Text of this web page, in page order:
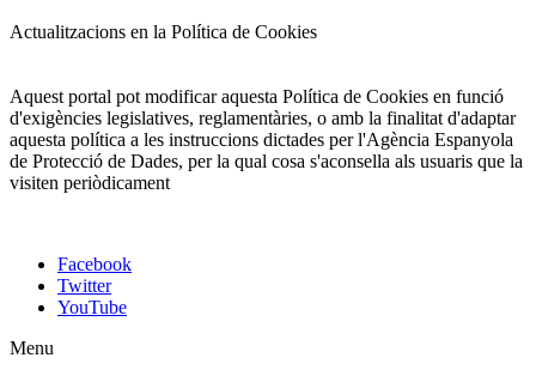
Actualitzacions en la Política de Cookies
Aquest portal pot modificar aquesta Política de Cookies en funció
d'exigències legislatives, reglamentàries, o amb la finalitat d'adaptar
aquesta política a les instruccions dictades per l'Agència Espanyola
de Protecció de Dades, per la qual cosa s'aconsella als usuaris que la
visiten periòdicament
Facebook
Twitter
YouTube
Menu